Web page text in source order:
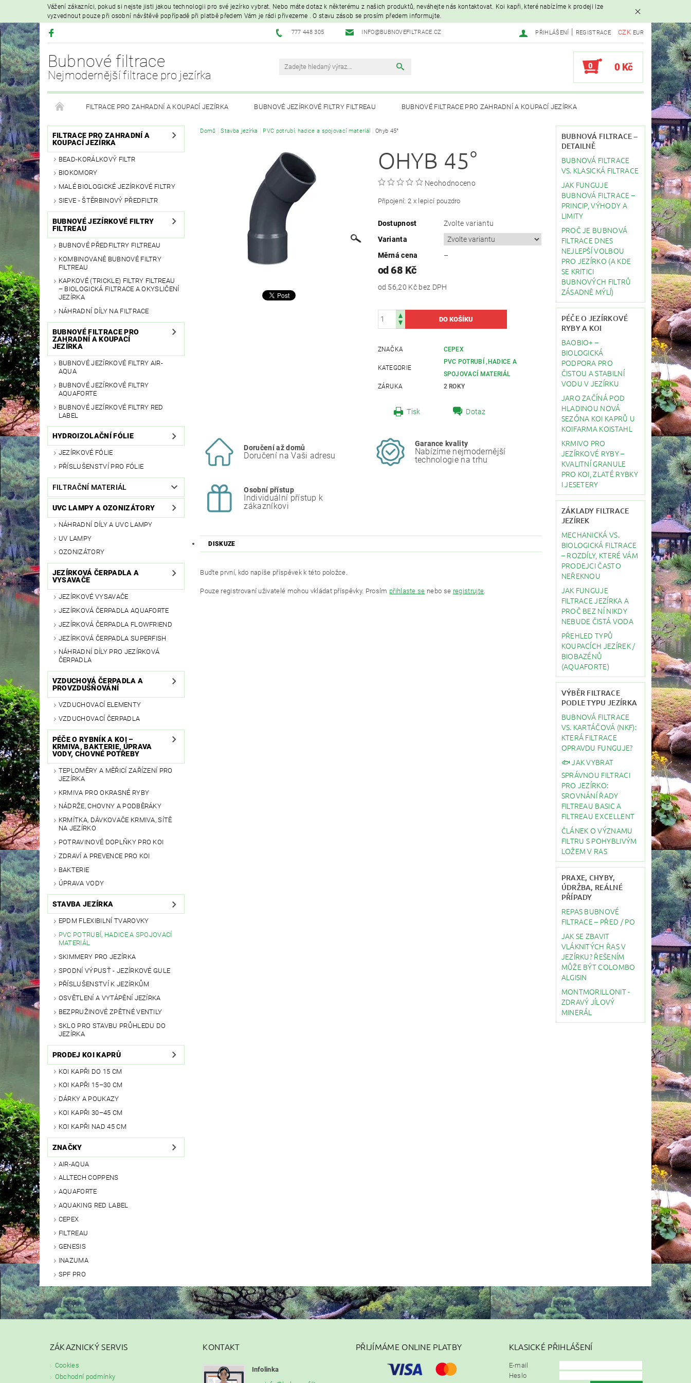
Vážení zákazníci, pokud si nejste jisti jakou technologii pro své jezírko vybrat. Nebo máte dotaz k některému z našich produktů, neváhejte nás kontaktovat. Koi kapři, které nabízíme k prodeji lze
vyzvednout pouze při osobní návštěvě popřípadě při platbě předem Vám je rádi přivezeme . O stavu zásob se prosím předem informujte.
777 448 305 INFO@BUBNOVEFILTRACE.CZ CZK EUR
PŘIHLÁŠENÍ REGISTRACE
Bubnové filtrace
Nejmodernější filtrace pro jezírka
0 0 Kč
FILTRACE PRO ZAHRADNÍ A KOUPACÍ JEZÍRKA BUBNOVÉ JEZÍRKOVÉ FILTRY FILTREAU BUBNOVÉ FILTRACE PRO ZAHRADNÍ A KOUPACÍ JEZÍRKA
HYDROIZOLAČNÍ FÓLIE FILTRAČNÍ MATERIÁL UVC LAMPY A OZONIZÁTORY JEZÍRKOVÁ ČERPADLA A VYSAVAČE
VZDUCHOVÁ ČERPADLA A PROVZDUŠŇOVÁNÍ PÉČE O RYBNÍK A KOI – KRMIVA, BAKTERIE, ÚPRAVA VODY, CHOVNÉ POTŘEBY
PRODEJ KOI KAPRŮ MOJE OBJEDNÁVKA
FILTRACE PRO ZAHRADNÍ A
KOUPACÍ JEZÍRKA
BEAD-KORÁLKOVÝ FILTR
BIOKOMORY
MALÉ BIOLOGICKÉ JEZÍRKOVÉ FILTRY
SIEVE - ŠTĚRBINOVÝ PŘEDFILTR
BUBNOVÉ JEZÍRKOVÉ FILTRY
FILTREAU
BUBNOVÉ PŘEDFILTRY FILTREAU
KOMBINOVANÉ BUBNOVÉ FILTRY
FILTREAU
KAPKOVÉ (TRICKLE) FILTRY FILTREAU
– BIOLOGICKÁ FILTRACE A OKYSLIČENÍ
JEZÍRKA
NÁHRADNÍ DÍLY NA FILTRACE
BUBNOVÉ FILTRACE PRO
ZAHRADNÍ A KOUPACÍ
JEZÍRKA
BUBNOVÉ JEZÍRKOVÉ FILTRY AIR-
AQUA
BUBNOVÉ JEZÍRKOVÉ FILTRY
AQUAFORTE
BUBNOVÉ JEZÍRKOVÉ FILTRY RED
LABEL
HYDROIZOLAČNÍ FÓLIE
JEZÍRKOVÉ FÓLIE
PŘÍSLUŠENSTVÍ PRO FÓLIE
FILTRAČNÍ MATERIÁL
UVC LAMPY A OZONIZÁTORY
NÁHRADNÍ DÍLY A UVC LAMPY
UV LAMPY
OZONIZÁTORY
JEZÍRKOVÁ ČERPADLA A
VYSAVAČE
JEZÍRKOVÉ VYSAVAČE
JEZÍRKOVÁ ČERPADLA AQUAFORTE
JEZÍRKOVÁ ČERPADLA FLOWFRIEND
JEZÍRKOVÁ ČERPADLA SUPERFISH
NÁHRADNÍ DÍLY PRO JEZÍRKOVÁ
ČERPADLA
VZDUCHOVÁ ČERPADLA A
PROVZDUŠŇOVÁNÍ
VZDUCHOVACÍ ELEMENTY
VZDUCHOVACÍ ČERPADLA
PÉČE O RYBNÍK A KOI –
KRMIVA, BAKTERIE, ÚPRAVA
VODY, CHOVNÉ POTŘEBY
TEPLOMĚRY A MĚŘICÍ ZAŘÍZENÍ PRO
JEZÍRKA
KRMIVA PRO OKRASNÉ RYBY
NÁDRŽE, CHOVNY A PODBĚRÁKY
KRMÍTKA, DÁVKOVAČE KRMIVA, SÍTĚ
NA JEZÍRKO
POTRAVINOVÉ DOPLŇKY PRO KOI
ZDRAVÍ A PREVENCE PRO KOI
BAKTERIE
ÚPRAVA VODY
STAVBA JEZÍRKA
EPDM FLEXIBILNÍ TVAROVKY
PVC POTRUBÍ, HADICE A SPOJOVACÍ
MATERIÁL
SKIMMERY PRO JEZÍRKA
SPODNÍ VÝPUSŤ - JEZÍRKOVÉ GULE
PŘÍSLUŠENSTVÍ K JEZÍRKŮM
OSVĚTLENÍ A VYTÁPĚNÍ JEZÍRKA
BEZPRUŽINOVÉ ZPĚTNÉ VENTILY
SKLO PRO STAVBU PRŮHLEDU DO
JEZÍRKA
PRODEJ KOI KAPRŮ
KOI KAPŘI DO 15 CM
KOI KAPŘI 15–30 CM
DÁRKY A POUKAZY
KOI KAPŘI 30–45 CM
KOI KAPŘI NAD 45 CM
ZNAČKY
AIR-AQUA
ALLTECH COPPENS
AQUAFORTE
AQUAKING RED LABEL
CEPEX
FILTREAU
GENESIS
INAZUMA
SPF PRO
Domů Stavba jezírka PVC potrubí, hadice a spojovací materiál Ohyb 45°
OHYB 45°
Neohodnoceno
Připojení: 2 x lepicí pouzdro
Dostupnost
Zvolte variantu
Varianta
Měrná cena
–
od 68 Kč
od 56,20 Kč bez DPH
ZNAČKA CEPEX
KATEGORIE
PVC POTRUBÍ ,HADICE A
SPOJOVACÍ MATERIÁL
ZÁRUKA
2 ROKY
Tisk Dotaz
Doručení až domů
Doručení na Vaši adresu
Garance kvality
Nabízíme nejmodernější
technologie na trhu
Osobní přístup
Individuální přístup k
zákazníkovi
DISKUZE
Buďte první, kdo napíše příspěvek k této položce.
Pouze registrovaní uživatelé mohou vkládat příspěvky. Prosím přihlaste se nebo se registrujte
BUBNOVÁ FILTRACE –
DETAILNĚ
BUBNOVÁ FILTRACE
VS. KLASICKÁ FILTRACE
JAK FUNGUJE
BUBNOVÁ FILTRACE –
PRINCIP, VÝHODY A
LIMITY
PROČ JE BUBNOVÁ
FILTRACE DNES
NEJLEPŠÍ VOLBOU
PRO JEZÍRKO (A KDE
SE KRITICI
BUBNOVÝCH FILTRŮ
ZÁSADNĚ MÝLÍ)
PÉČE O JEZÍRKOVÉ
RYBY A KOI
BAOBIO+ –
BIOLOGICKÁ
PODPORA PRO
ČISTOU A STABILNÍ
VODU V JEZÍRKU
JARO ZAČÍNÁ POD
HLADINOU NOVÁ
SEZÓNA KOI KAPRŮ U
KOIFARMA KOISTAHL
KRMIVO PRO
JEZÍRKOVÉ RYBY –
KVALITNÍ GRANULE
PRO KOI, ZLATÉ RYBKY
I JESETERY
ZÁKLADY FILTRACE
JEZÍREK
MECHANICKÁ VS.
BIOLOGICKÁ FILTRACE
– ROZDÍLY, KTERÉ VÁM
PRODEJCI ČASTO
NEŘEKNOU
JAK FUNGUJE
FILTRACE JEZÍRKA A
PROČ BEZ NÍ NIKDY
NEBUDE ČISTÁ VODA
PŘEHLED TYPŮ
KOUPACÍCH JEZÍREK /
BIOBAZÉNŮ
(AQUAFORTE)
VÝBĚR FILTRACE
PODLE TYPU JEZÍRKA
BUBNOVÁ FILTRACE
VS. KARTÁČOVÁ (NKF):
KTERÁ FILTRACE
OPRAVDU FUNGUJE?
🐟 JAK VYBRAT
SPRÁVNOU FILTRACI
PRO JEZÍRKO:
SROVNÁNÍ ŘADY
FILTREAU BASIC A
FILTREAU EXCELLENT
ČLÁNEK O VÝZNAMU
FILTRU S POHYBLIVÝM
LOŽEM V RAS
PRAXE, CHYBY,
ÚDRŽBA, REÁLNÉ
PŘÍPADY
REPAS BUBNOVÉ
FILTRACE – PŘED / PO
JAK SE ZBAVIT
VLÁKNITÝCH ŘAS V
JEZÍRKU? ŘEŠENÍM
MŮŽE BÝT COLOMBO
ALGISIN
MONTMORILLONIT -
ZDRAVÝ JÍLOVÝ
MINERÁL
ZÁKAZNICKÝ SERVIS
Cookies
Obchodní podmínky
KONTAKT
Infolinka
PŘIJÍMÁME ONLINE PLATBY KLASICKÉ PŘIHLÁŠENÍ
E-mail
Heslo